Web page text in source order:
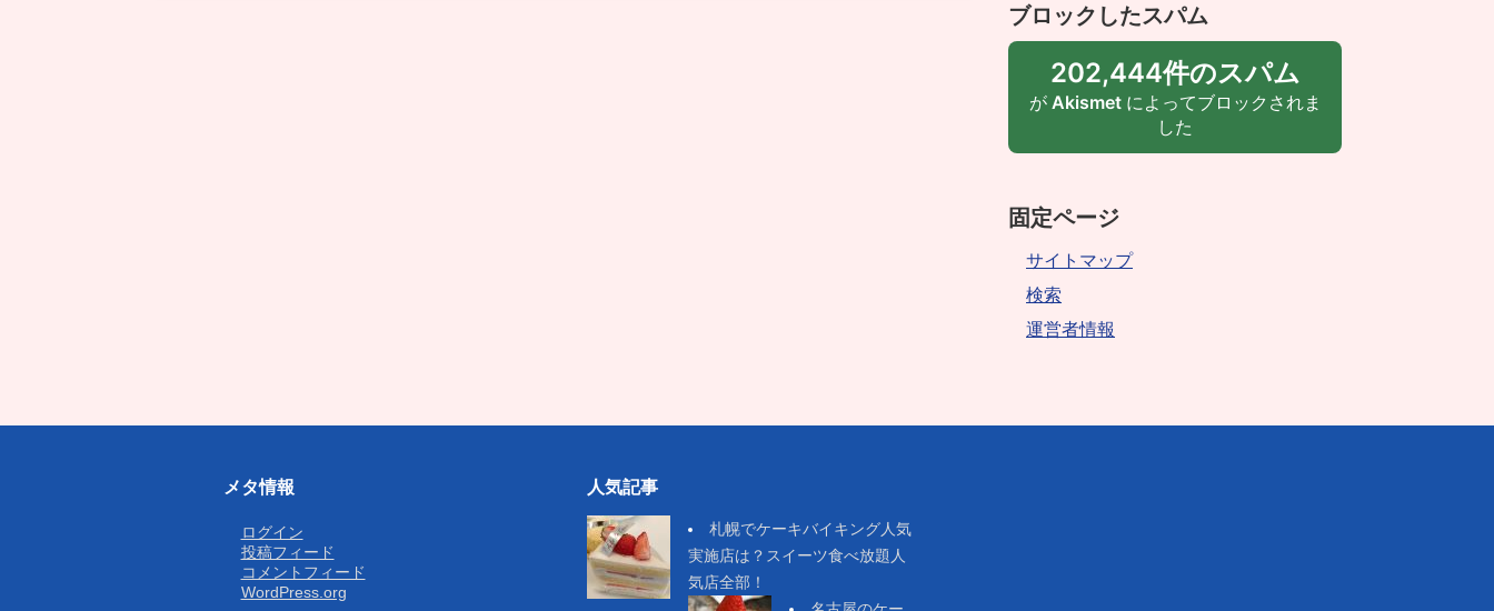
ブロックしたスパム
202,444件のスパム
が Akismetによってブロックされま
した
固定ページ
サイトマップ
検索
運営者情報
メタ情報
ログイン
投稿フィード
コメントフィード
WordPress.org
人気記事
札幌でケーキバイキング人気
実施店は？スイーツ食べ放題人
気店全部！